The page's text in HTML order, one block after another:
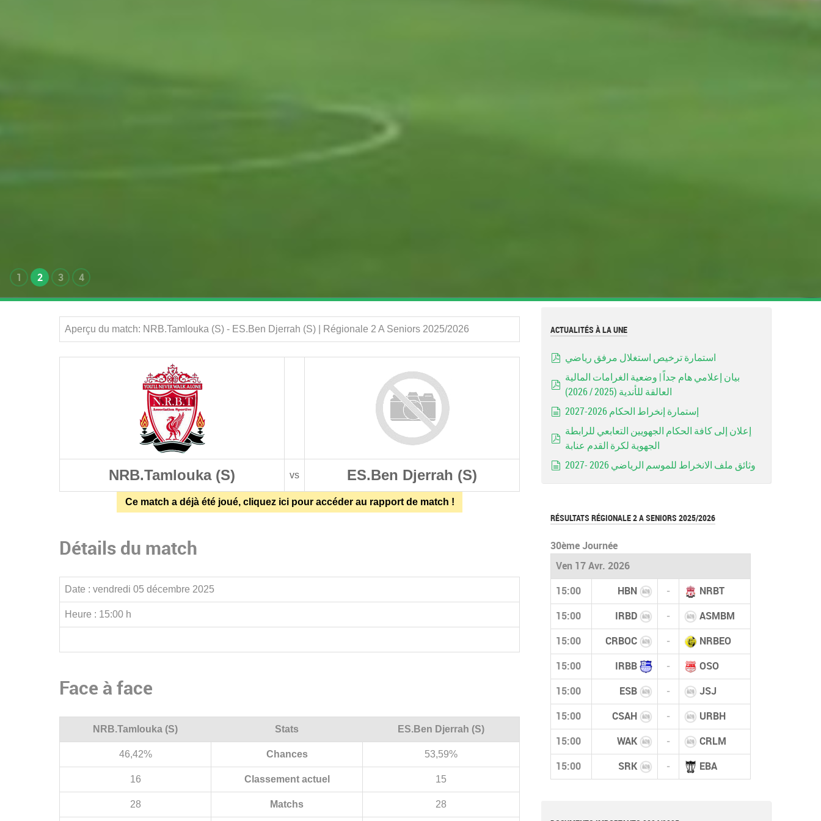
1 2 3 4
Aperçu du match: NRB.Tamlouka (S) - ES.Ben Djerrah (S) | Régionale 2 A Seniors 2025/2026
NRB.Tamlouka (S) vs ES.Ben Djerrah (S)
Ce match a déjà été joué, cliquez ici pour accéder au rapport de match !
Détails du match
Date : vendredi 05 décembre 2025
Heure : 15:00 h
Face à face
NRB.Tamlouka (S) Stats ES.Ben Djerrah (S)
46,42% Chances 53,59%
16 Classement actuel 15
28 Matchs 28
ACTUALITÉS À LA UNE
استمارة ترخيص استغلال مرفق رياضي
pdf
بيان إعلامي هام جداً | وضعية الغرامات المالية
العالقة للأندية (2025 / 2026)
إستمارة إنخراط الحكام 2026-2027
pdf
إعلان إلى كافة الحكام الجهويين التعابعي للرابطة
الجهوية لكرة القدم عنابة
وثائق ملف الانخراط للموسم الرياضي 2026 -2027
RÉSULTATS RÉGIONALE 2 A SENIORS 2025/2026
30ème Journée
Ven 17 Avr. 2026
15:00 HBN - NRBT
15:00 IRBD - ASMBM
15:00 CRBOC - NRBEO
15:00 IRBB - OSO
15:00 ESB - JSJ
15:00 CSAH - URBH
15:00 WAK - CRLM
15:00 SRK - EBA